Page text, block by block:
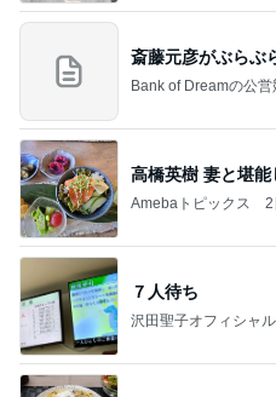
斎藤元彦がぶらぶ
Bank of Dreamの公営
高橋英樹 妻と堪
Amebaトピックス 2
７人待ち
沢田聖子オフィシャ